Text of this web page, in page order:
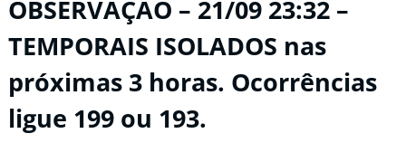
OBSERVAÇÃO – 21/09 23:32 –
TEMPORAIS ISOLADOS nas
próximas 3 horas. Ocorrências
ligue 199 ou 193.